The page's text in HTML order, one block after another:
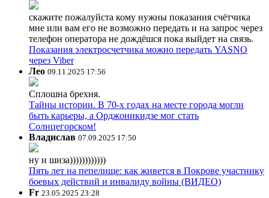
скажите пожалуйста кому нужны показания счётчика
мне или вам его не возможно передать и на запрос через
телефон оператора не дождёшся пока выйдет на связь.
Показания электросчетчика можно передать YASNO
через Viber
Лео 09.11.2025 17:56
Сплошна брехня.
Тайны истории. В 70-х годах на месте города могли
быть карьеры, а Орджоникидзе мог стать
Солнцегорском!
Владислав 07.09.2025 17:50
ну и шиза))))))))))))
Пять лет на пепелище: как живется в Покрове участнику
боевых действий и инвалиду войны (ВИДЕО)
Fr 23.05.2025 23:28